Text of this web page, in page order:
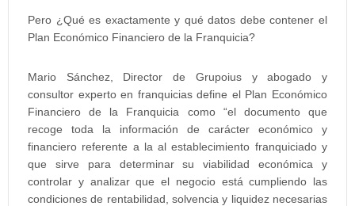
Pero ¿Qué es exactamente y qué datos debe contener el
Plan Económico Financiero de la Franquicia?
Mario Sánchez, Director de Grupoius y abogado y
consultor experto en franquicias define el Plan Económico
Financiero de la Franquicia como “el documento que
recoge toda la información de carácter económico y
financiero referente a la al establecimiento franquiciado y
que sirve para determinar su viabilidad económica y
controlar y analizar que el negocio está cumpliendo las
condiciones de rentabilidad, solvencia y liquidez necesarias